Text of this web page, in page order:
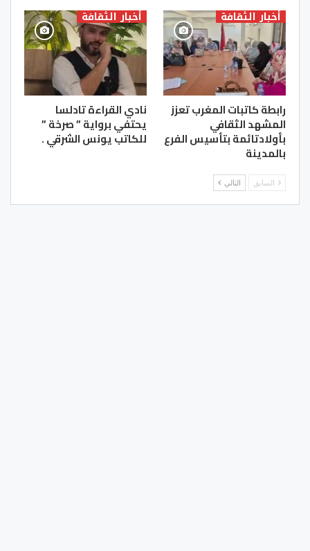
أخبار الثقافة
رابطة كاتبات المغرب تعزز
المشهد الثقافي
بأولادتائمة بتأسيس الفرع
بالمدينة
أخبار الثقافة
نادي القراءة تادلسا
يحتفي برواية ” صرخة ”
للكاتب يونس الشرقي .
السابق التالي